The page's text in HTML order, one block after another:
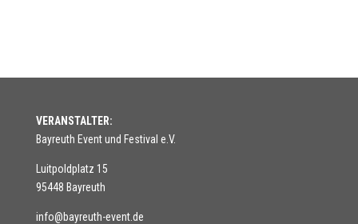
VERANSTALTER:
Bayreuth Event und Festival e.V.
Luitpoldplatz 15
95448 Bayreuth
info@bayreuth-event.de